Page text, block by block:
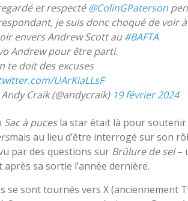
regardé et respecté@ColinGPaterson
je suis donc choqué de voir
envers Andrew Scott au#BAFTA
Andrew pour être parti.
te doit des excuses
UArKiaLLsF
Andy Craik (@andycraik) 19 février 2024
Sac à pucesla star était là pour soutenir
mais au lieu d’être interrogé sur son
par des questions sur Brûlure de sel–
sa sortie l’année dernière.
se sont tournés vers X